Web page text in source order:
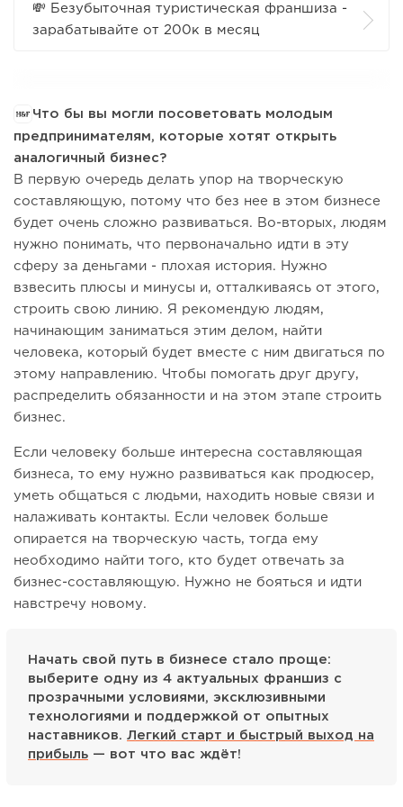
💸 Безубыточная туристическая франшиза -
зарабатывайте от 200к в месяц
Что бы вы могли посоветовать молодым
предпринимателям, которые хотят открыть
аналогичный бизнес?
В первую очередь делать упор на творческую
составляющую, потому что без нее в этом бизнесе
будет очень сложно развиваться. Во-вторых, людям
нужно понимать, что первоначально идти в эту
сферу за деньгами - плохая история. Нужно
взвесить плюсы и минусы и, отталкиваясь от этого,
строить свою линию. Я рекомендую людям,
начинающим заниматься этим делом, найти
человека, который будет вместе с ним двигаться по
этому направлению. Чтобы помогать друг другу,
распределить обязанности и на этом этапе строить
бизнес.
Если человеку больше интересна составляющая
бизнеса, то ему нужно развиваться как продюсер,
уметь общаться с людьми, находить новые связи и
налаживать контакты. Если человек больше
опирается на творческую часть, тогда ему
необходимо найти того, кто будет отвечать за
бизнес-составляющую. Нужно не бояться и идти
навстречу новому.
Начать свой путь в бизнесе стало проще:
выберите одну из 4 актуальных франшиз с
прозрачными условиями, эксклюзивными
технологиями и поддержкой от опытных
наставников. Легкий старт и быстрый выход на
прибыль — вот что вас ждёт!